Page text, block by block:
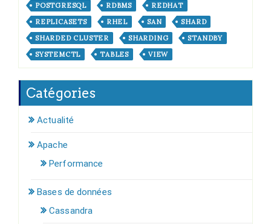
POSTGRESQL
RDBMS
REDHAT
REPLICASETS
RHEL SAN
SHARD
SHARDED CLUSTER
SHARDING
STANDBY
SYSTEMCTL
TABLES VIEW
Catégories
Actualité
Apache
Performance
Bases de données
Cassandra